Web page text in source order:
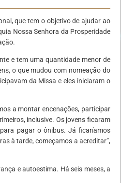
que tem o objetivo de ajudar ao
Nossa Senhora da Prosperidade
e tem uma quantidade menor de
o que mudou com nomeação do
da Missa e eles iniciaram o
a montar encenações, participar
inclusive. Os jovens ficaram
pagar o ônibus. Já ficaríamos
à tarde, começamos a acreditar”,
e autoestima. Há seis meses, a